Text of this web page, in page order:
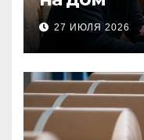
27 ИЮЛЯ 2026